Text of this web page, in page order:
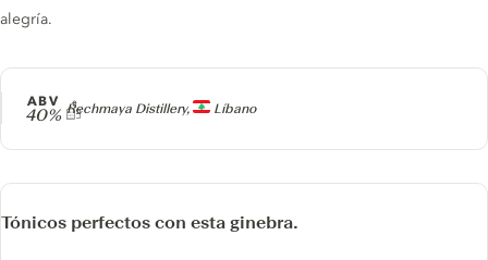
Producer
Rechmaya Distillery, Líbano
ABV
40%
alegría.
Tónicos perfectos con esta ginebra.